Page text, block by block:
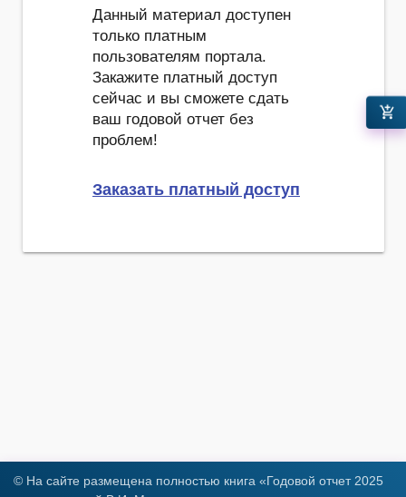
Данный материал доступен
только платным
пользователям портала.
Закажите платный доступ
сейчас и вы сможете сдать
ваш годовой отчет без
проблем!
Заказать платный доступ
add_shopping_cart
© На сайте размещена полностью книга «Годовой отчет 2025